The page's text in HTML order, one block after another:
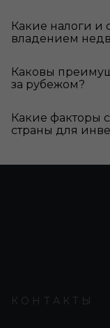
Какие налоги и
владением
Каковы
за рубежом?
Какие факторы
страны для
КОНТАКТЫ